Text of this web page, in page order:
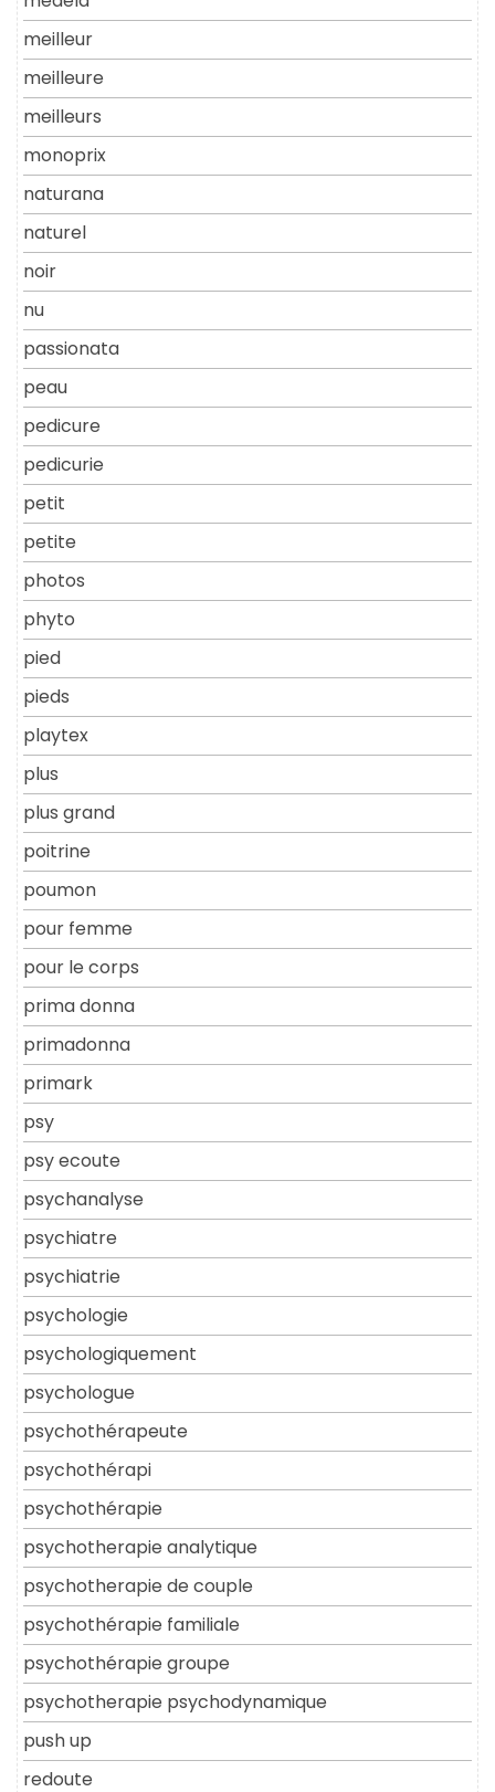
meilleur
meilleure
meilleurs
monoprix
naturana
naturel
noir
nu
passionata
peau
pedicure
pedicurie
petit
petite
photos
phyto
pied
pieds
playtex
plus
plus grand
poitrine
poumon
pour femme
pour le corps
prima donna
primadonna
primark
psy
psy ecoute
psychanalyse
psychiatre
psychiatrie
psychologie
psychologiquement
psychologue
psychothérapeute
psychothérapi
psychothérapie
psychotherapie analytique
psychotherapie de couple
psychothérapie familiale
psychothérapie groupe
psychotherapie psychodynamique
push up
redoute